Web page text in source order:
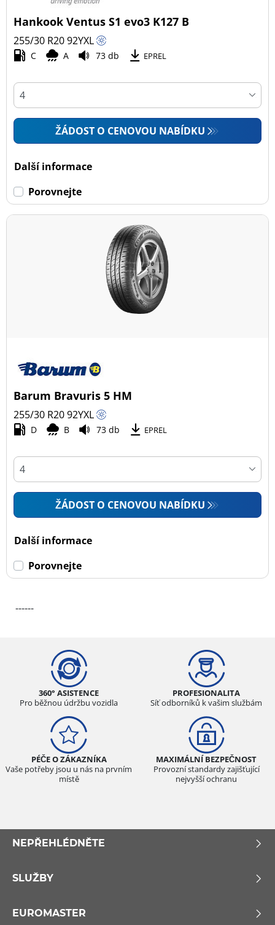
Hankook Ventus S1 evo3 K127 B
255/30 R2092YXL
C A 73 db EPREL
ŽÁDOST O CENOVOU NABÍDKU
Další informace
Porovnejte
Barum Bravuris 5 HM
255/30 R2092YXL
D B 73 db EPREL
ŽÁDOST O CENOVOU NABÍDKU
Další informace
Porovnejte
------
360° ASISTENCE
Pro běžnou údržbu vozidla
PROFESIONALITA
Síť odborníků k vašim službám
PÉČE O ZÁKAZNÍKA
Vaše potřeby jsou u nás na prvním
místě
MAXIMÁLNÍ BEZPEČNOST
Provozní standardy zajišťující
nejvyšší ochranu
NEPŘEHLÉDNĚTE
SLUŽBY
EUROMASTER